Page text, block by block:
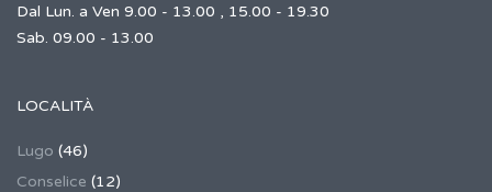
Dal Lun. a Ven 9.00 - 13.00 , 15.00 - 19.30
Sab. 09.00 - 13.00
LOCALITÀ
Lugo (46)
Conselice (12)